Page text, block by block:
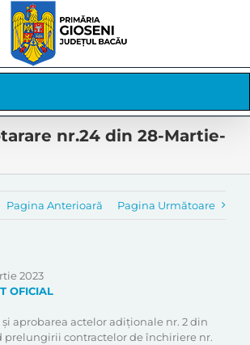
nr.24 din 28-Martie-
Pagina Anterioară Pagina Următoare
2023
OFICIAL
aprobarea actelor adiționale nr. 2 din
prelungirii contractelor de închiriere nr.